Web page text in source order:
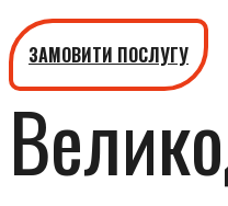
ЗАМОВИТИ ПОСЛУГУ